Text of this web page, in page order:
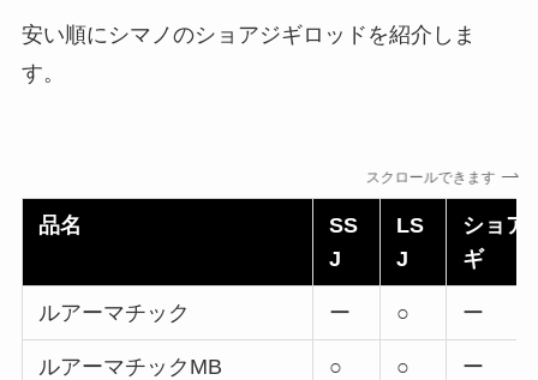
安い順にシマノのショアジギロッドを紹介しま
す。
スクロールできます
品名
SS
J
LS
J
ショア
ギ
ルアーマチック ー ○ ー
ルアーマチックMB ○ ○ ー